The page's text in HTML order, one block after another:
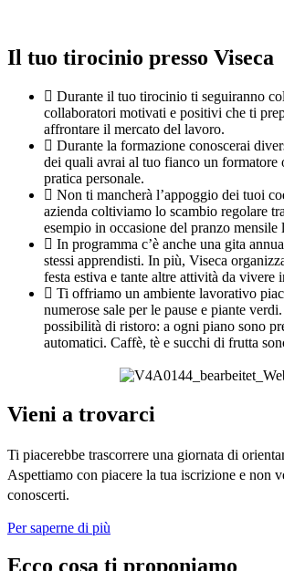
Il tuo tirocinio presso Viseca
Durante il tuo tirocinio ti seguiranno
collaboratori motivati e positivi che ti
affrontare il mercato del lavoro.
Durante la formazione conoscerai
dei quali avrai al tuo fianco un formatore
pratica personale.
Non ti mancherà l’appoggio dei tuoi
azienda coltiviamo lo scambio regolare
esempio in occasione del pranzo mensile
In programma c’è anche una gita
stessi apprendisti. In più, Viseca
festa estiva e tante altre attività da vivere
Ti offriamo un ambiente lavorativo
numerose sale per le pause e piante
possibilità di ristoro: a ogni piano sono
automatici. Caffè, tè e succhi di frutta
Vieni a trovarci
Ti piacerebbe trascorrere una giornata di
Aspettiamo con piacere la tua iscrizione e non
conoscerti.
Per saperne di più
Ecco cosa ti proponiamo